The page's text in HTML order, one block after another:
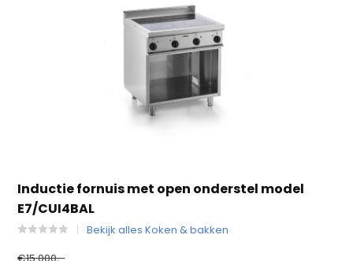
Inductie fornuis met open onderstel model
E7/CUI4BAL
Bekijk alles Koken & bakken